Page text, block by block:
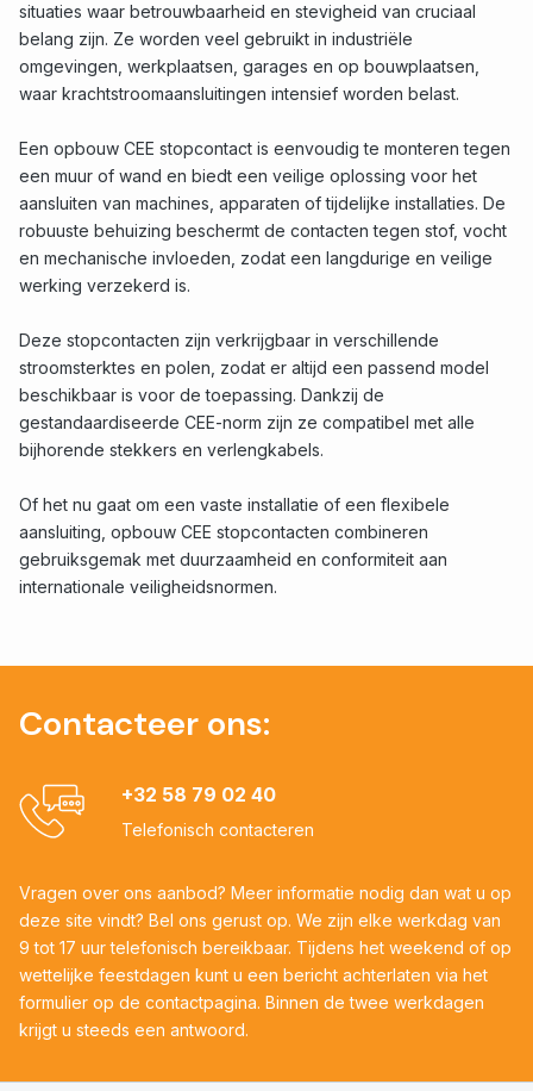
situaties waar betrouwbaarheid en stevigheid van cruciaal
belang zijn. Ze worden veel gebruikt in industriële
omgevingen, werkplaatsen, garages en op bouwplaatsen,
waar krachtstroomaansluitingen intensief worden belast.
Een opbouw CEE stopcontact is eenvoudig te monteren tegen
een muur of wand en biedt een veilige oplossing voor het
aansluiten van machines, apparaten of tijdelijke installaties. De
robuuste behuizing beschermt de contacten tegen stof, vocht
en mechanische invloeden, zodat een langdurige en veilige
werking verzekerd is.
Deze stopcontacten zijn verkrijgbaar in verschillende
stroomsterktes en polen, zodat er altijd een passend model
beschikbaar is voor de toepassing. Dankzij de
gestandaardiseerde CEE-norm zijn ze compatibel met alle
bijhorende stekkers en verlengkabels.
Of het nu gaat om een vaste installatie of een flexibele
aansluiting, opbouw CEE stopcontacten combineren
gebruiksgemak met duurzaamheid en conformiteit aan
internationale veiligheidsnormen.
Contacteer ons:
+32 58 79 02 40
Telefonisch contacteren
Vragen over ons aanbod? Meer informatie nodig dan wat u op
deze site vindt? Bel ons gerust op. We zijn elke werkdag van
9 tot 17 uur telefonisch bereikbaar. Tijdens het weekend of op
wettelijke feestdagen kunt u een bericht achterlaten via het
formulier op de contactpagina. Binnen de twee werkdagen
krijgt u steeds een antwoord.